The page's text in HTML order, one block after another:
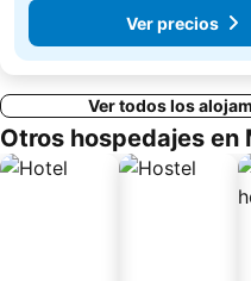
Ver precios
Ver todos los
Otros hospedajes en